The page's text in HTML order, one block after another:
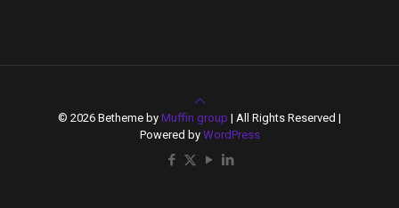
© 2026 Betheme by Muffin group | All Rights Reserved |
Powered by WordPress